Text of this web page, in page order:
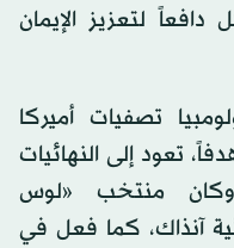
دافعاً لتعزيز الإيمان
تصفيات أميركا
ثالثة مع تسجيل 28 هدفاً، تعود إلى النهائيات
الأولى منذ 2018. وكان منتخب «لوس
آنذاك، كما فعل في